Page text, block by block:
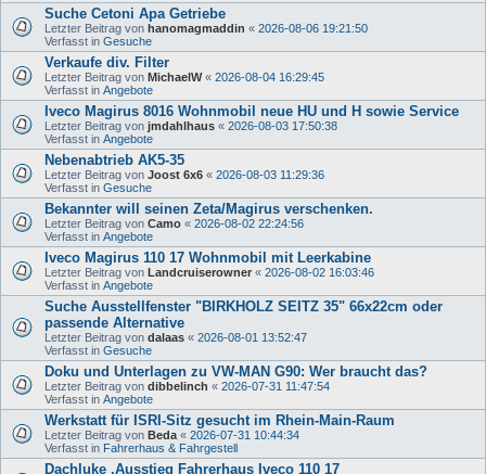
Suche Cetoni Apa Getriebe
Letzter Beitrag von hanomagmaddin « 2026-08-06 19:21:50
Verfasst in Gesuche
Verkaufe div. Filter
Letzter Beitrag von MichaelW« 2026-08-04 16:29:45
Verfasst in Angebote
Iveco Magirus 8016 Wohnmobil neue HU und H sowie Service
Letzter Beitrag von jmdahlhaus « 2026-08-03 17:50:38
Verfasst in Angebote
Nebenabtrieb AK5-35
Letzter Beitrag von Joost 6x6 « 2026-08-03 11:29:36
Verfasst in Gesuche
Bekannter will seinen Zeta/Magirus verschenken.
Letzter Beitrag von Camo « 2026-08-02 22:24:56
Verfasst in Angebote
Iveco Magirus 110 17 Wohnmobil mit Leerkabine
Letzter Beitrag von Landcruiserowner « 2026-08-02 16:03:46
Verfasst in Angebote
Suche Ausstellfenster "BIRKHOLZ SEITZ 35" 66x22cm oder
passende Alternative
Letzter Beitrag von dalaas « 2026-08-01 13:52:47
Verfasst in Gesuche
Doku und Unterlagen zu VW-MAN G90: Wer braucht das?
Letzter Beitrag von dibbelinch « 2026-07-31 11:47:54
Verfasst in Angebote
Werkstatt für ISRI-Sitz gesucht im Rhein-Main-Raum
Letzter Beitrag von Beda « 2026-07-31 10:44:34
Verfasst in Fahrerhaus & Fahrgestell
Dachluke ,Ausstieg Fahrerhaus Iveco 110 17